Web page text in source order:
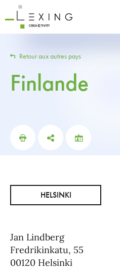
Retour aux autres pays
Finlande
HELSINKI
Jan Lindberg
Fredrikinkatu, 55
00120 Helsinki